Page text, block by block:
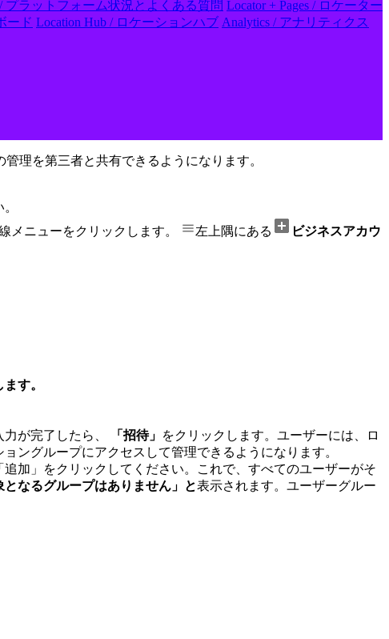
/ プラットフォーム状況とよくある質問 Locator + Pages / ロケーター
ード Location Hub / ロケーションハブ Analytics / アナリティクス
理を第三者と共有できるようになります。
メニューをクリックします。 左上隅にある
ビジネスアカウ
す。
が完了したら、 「招待」 をクリックします。ユーザーには、ロ
ングループにアクセスして管理できるようになります。
加」をクリックしてください。これで、すべてのユーザーがそ
となるグループはありません」と表示されます。ユーザーグルー